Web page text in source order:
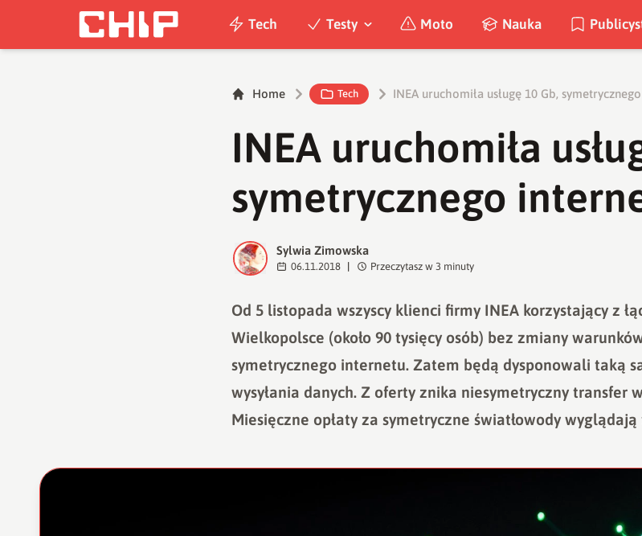
Tech Testy Moto Nauka
Home Tech INEA uruchomiła usługę 10 Gb,
INEA uruchomiła
symetrycznego
S Sylwia Zimowska
06.11.2018 Przeczytasz w3 minuty
Od 5 listopada wszyscy klienci firmy INEA korzystający z
Wielkopolsce (około 90 tysięcy osób) bez zmiany
symetrycznego internetu. Zatem będą dysponowali taką
wysyłania danych. Z oferty znika niesymetryczny transfer
Miesięczne opłaty za symetryczne światłowody wyglądają